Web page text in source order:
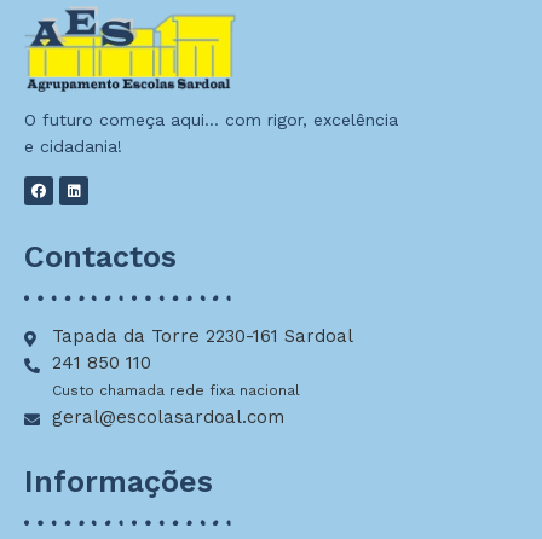
O futuro começa aqui… com rigor, excelência
e cidadania!
Contactos
Tapada da Torre 2230-161 Sardoal
241 850 110
Custo chamada rede fixa nacional
geral@escolasardoal.com
Informações